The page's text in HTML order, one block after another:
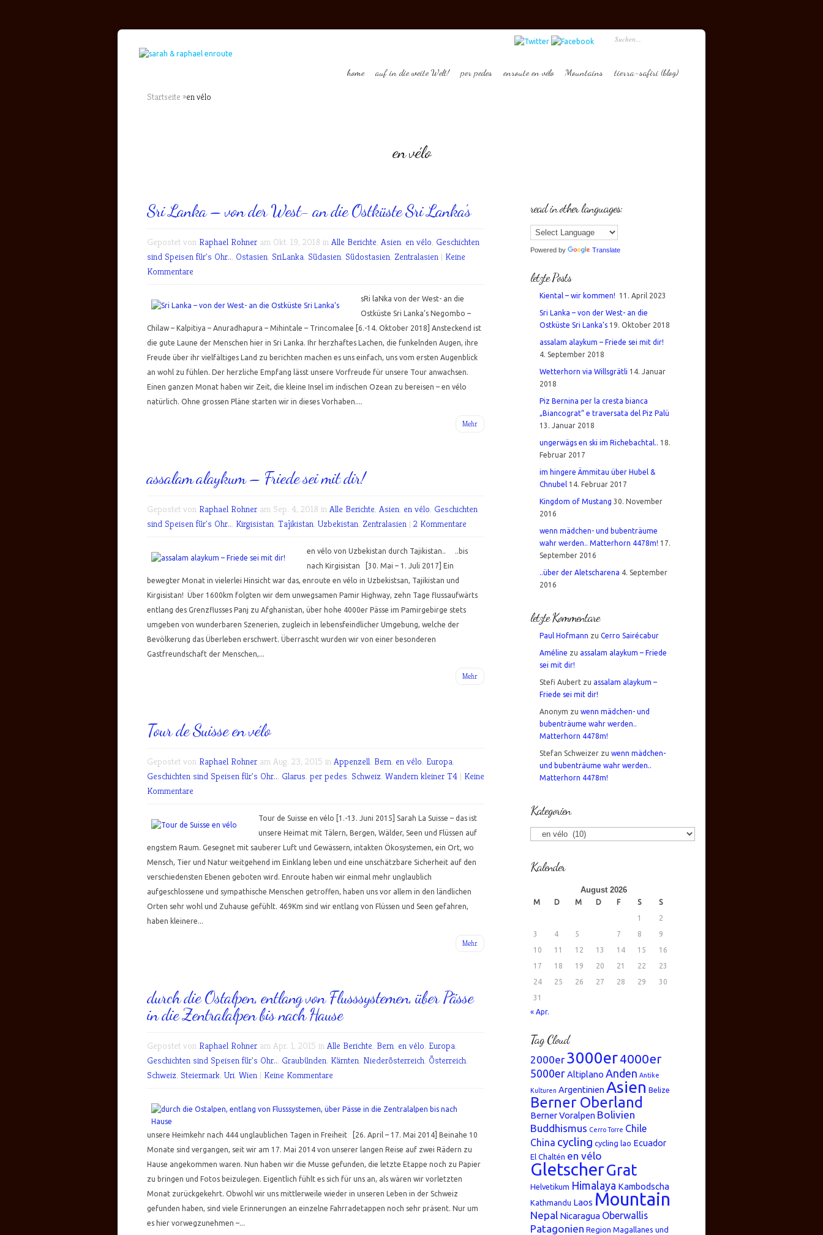
home auf in die weite Welt! per pedes enroute en vélo Mountains tierra-safiri (blog)
Startseite »en vélo
en vélo
Sri Lanka – von der West- an die Ostküste Sri Lanka’s
Gepostet von Raphael Rohner am Okt. 19, 2018 in Alle Berichte, Asien, en vélo, Geschichten
sind Speisen für's Ohr.., Ostasien, SriLanka, Südasien, Südostasien, Zentralasien | Keine
Kommentare
sRi laNka von der West- an die
Ostküste Sri Lanka’s Negombo –
Chilaw – Kalpitiya – Anuradhapura – Mihintale – Trincomalee [6.-14. Oktober 2018] Ansteckend ist
die gute Laune der Menschen hier in Sri Lanka. Ihr herzhaftes Lachen, die funkelnden Augen, ihre
Freude über ihr vielfältiges Land zu berichten machen es uns einfach, uns vom ersten Augenblick
an wohl zu fühlen. Der herzliche Empfang lässt unsere Vorfreude für unsere Tour anwachsen.
Einen ganzen Monat haben wir Zeit, die kleine Insel im indischen Ozean zu bereisen – en vélo
natürlich. Ohne grossen Pläne starten wir in dieses Vorhaben....
Mehr
assalam alaykum – Friede sei mit dir!
Gepostet von Raphael Rohner am Sep. 4, 2018 in Alle Berichte, Asien, en vélo, Geschichten
sind Speisen für's Ohr.., Kirgisistan, Tajikistan, Uzbekistan, Zentralasien | 2 Kommentare
en vélo von Uzbekistan durch Tajikistan.. ..bis
nach Kirgisistan [30. Mai – 1. Juli 2017] Ein
bewegter Monat in vielerlei Hinsicht war das, enroute en vélo in Uzbekistsan, Tajikistan und
Kirgisistan! Über 1600km folgten wir dem unwegsamen Pamir Highway, zehn Tage flussaufwärts
entlang des Grenzflusses Panj zu Afghanistan, über hohe 4000er Pässe im Pamirgebirge stets
umgeben von wunderbaren Szenerien, zugleich in lebensfeindlicher Umgebung, welche der
Bevölkerung das Überleben erschwert. Überrascht wurden wir von einer besonderen
Gastfreundschaft der Menschen,...
Mehr
Tour de Suisse en vélo
Gepostet von Raphael Rohner am Aug. 23, 2015 in Appenzell, Bern, en vélo, Europa,
Geschichten sind Speisen für's Ohr.., Glarus, per pedes, Schweiz, Wandern kleiner T4 | Keine
Kommentare
Tour de Suisse en vélo [1.-13. Juni 2015] Sarah La Suisse – das ist
unsere Heimat mit Tälern, Bergen, Wälder, Seen und Flüssen auf
engstem Raum. Gesegnet mit sauberer Luft und Gewässern, intakten Ökosystemen, ein Ort, wo
Mensch, Tier und Natur weitgehend im Einklang leben und eine unschätzbare Sicherheit auf den
verschiedensten Ebenen geboten wird. Enroute haben wir einmal mehr unglaublich
aufgeschlossene und sympathische Menschen getroffen, haben uns vor allem in den ländlichen
Orten sehr wohl und Zuhause gefühlt. 469Km sind wir entlang von Flüssen und Seen gefahren,
haben kleinere...
Mehr
durch die Ostalpen, entlang von Flusssystemen, über Pässe
in die Zentralalpen bis nach Hause
Gepostet von Raphael Rohner am Apr. 1, 2015 in Alle Berichte, Bern, en vélo, Europa,
Geschichten sind Speisen für's Ohr.., Graubünden, Kärnten, Niederösterreich, Österreich,
Schweiz, Steiermark, Uri, Wien | Keine Kommentare
unsere Heimkehr nach 444 unglaublichen Tagen in Freiheit [26. April – 17. Mai 2014] Beinahe 10
Monate sind vergangen, seit wir am 17. Mai 2014 von unserer langen Reise auf zwei Rädern zu
Hause angekommen waren. Nun haben wir die Musse gefunden, die letzte Etappe noch zu Papier
zu bringen und Fotos beizulegen. Eigentlich fühlt es sich für uns an, als wären wir vorletzten
Monat zurückgekehrt. Obwohl wir uns mittlerweile wieder in unseren Leben in der Schweiz
gefunden haben, sind viele Erinnerungen an einzelne Fahrradetappen noch sehr präsent. Nur um
es hier vorwegzunehmen –...
read in other languages:
Powered by Translate
letzte Posts
Kiental – wir kommen! 11. April 2023
Sri Lanka – von der West- an die
Ostküste Sri Lanka’s 19. Oktober 2018
assalam alaykum – Friede sei mit dir!
4. September 2018
Wetterhorn via Willsgrätli 14. Januar
2018
Piz Bernina per la cresta bianca
„Biancograt“ e traversata del Piz Palü
13. Januar 2018
ungerwägs en ski im Richebachtal.. 18.
Februar 2017
im hingere Ämmitau über Hubel &
Chnubel 14. Februar 2017
Kingdom of Mustang 30. November
2016
wenn mädchen- und bubenträume
wahr werden.. Matterhorn 4478m! 17.
September 2016
..über der Aletscharena 4. September
2016
letzte Kommentare
Paul Hofmann zu Cerro Sairécabur
Améline zu assalam alaykum – Friede
sei mit dir!
Stefi Aubert zu assalam alaykum –
Friede sei mit dir!
Anonym zu wenn mädchen- und
bubenträume wahr werden..
Matterhorn 4478m!
Stefan Schweizer zu wenn mädchen-
und bubenträume wahr werden..
Matterhorn 4478m!
Kategorien
Kategorien
Kalender
August 2026
M D M D F S
S
1
2
3
4 5 7 8
9
10
11 12 13 14 15
16
17
18 19 20 21 22
23
24
25 26 27 28 29
30
31
« Apr.
Tag Cloud
2000er 3000er4000er
5000erAltiplano Anden Antike
Kulturen Argentinien Asien Belize
Berner Oberland
Berner Voralpen Bolivien
Buddhismus Cerro Torre Chile
China cycling cycling lao Ecuador
El Chaltén en vélo
GletscherGrat
Helvetikum Himalaya Kambodscha
Kathmandu Laos Mountain
Nepal Nicaragua Oberwallis
Patagonien Region Magallanes und